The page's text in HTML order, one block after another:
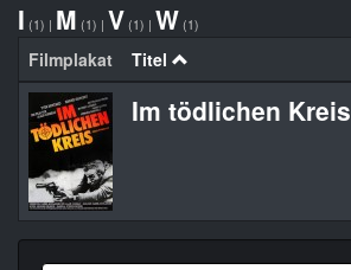
I (1) | M (1) | V (1) | W (1)
Filmplakat Titel
Im tödlichen Kreis